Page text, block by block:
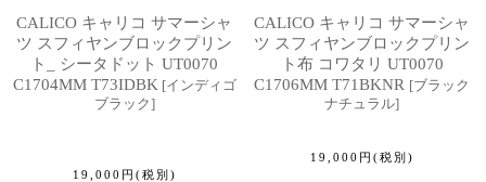
CALICO キャリコ サマーシャ
ツ スフィヤンブロックプリン
ト_ シータドット UT0070
C1704MM T73IDBK [インディゴ
ブラック]
19,000 円 (税別)
CALICO キャリコ サマーシャ
ツ スフィヤンブロックプリン
ト布 コワタリ UT0070
C1706MM T71BKNR [ブラック
ナチュラル]
19,000 円 (税別)